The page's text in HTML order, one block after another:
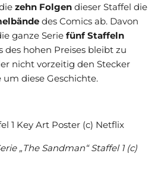
zehn Folgen dieser Staffel die
des Comics ab. Davon
ganze Serie fünf Staffeln
des hohen Preises bleibt zu
nicht vorzeitig den Stecker
um diese Geschichte.
„The Sandman“ Staffel 1 (c)